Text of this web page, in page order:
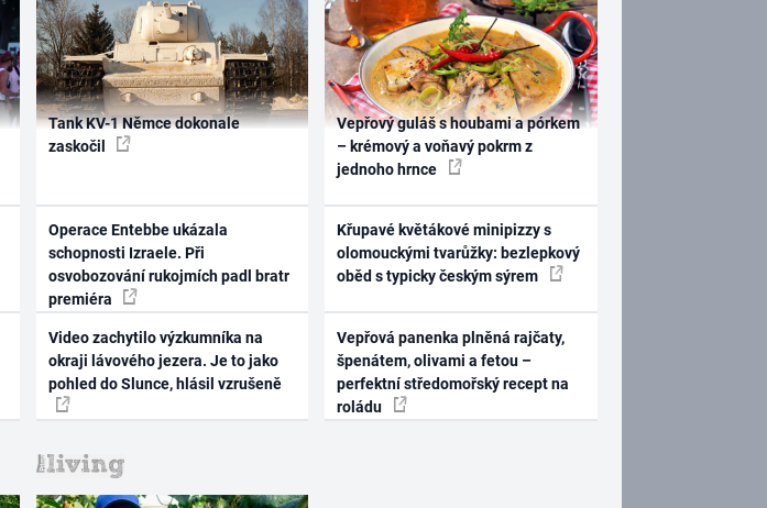
Tank KV-1 Němce dokonale
zaskočil
Operace Entebbe ukázala
schopnosti Izraele. Při
osvobozování rukojmích padl bratr
premiéra
Video zachytilo výzkumníka na
okraji lávového jezera. Je to jako
pohled do Slunce, hlásil vzrušeně
Vepřový guláš s houbami a pórkem
– krémový a voňavý pokrm z
jednoho hrnce
Křupavé květákové minipizzy s
olomouckými tvarůžky: bezlepkový
oběd s typicky českým sýrem
Vepřová panenka plněná rajčaty,
špenátem, olivami a fetou –
perfektní středomořský recept na
roládu